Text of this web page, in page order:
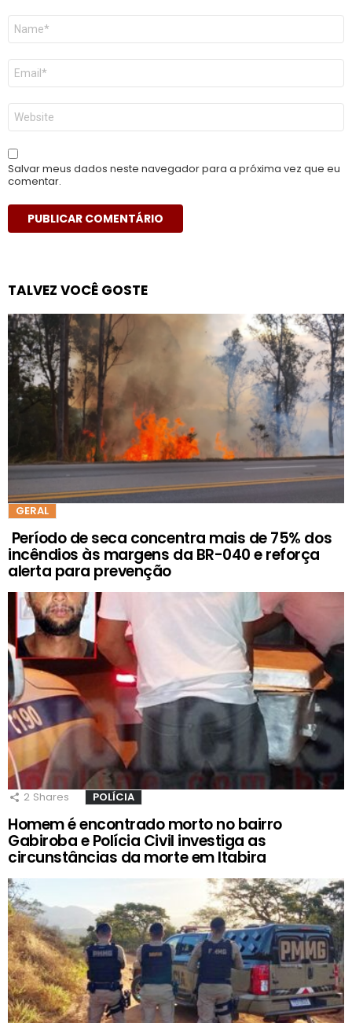
Nome
E-
mail
*
Site
Salvar meus dados neste navegador para a próxima vez que eu
comentar.
TALVEZ VOCÊ GOSTE
GERAL
Período de seca concentra mais de 75% dos
incêndios às margens da BR-040 e reforça
alerta para prevenção
2 Shares POLÍCIA
Homem é encontrado morto no bairro
Gabiroba e Polícia Civil investiga as
circunstâncias da morte em Itabira